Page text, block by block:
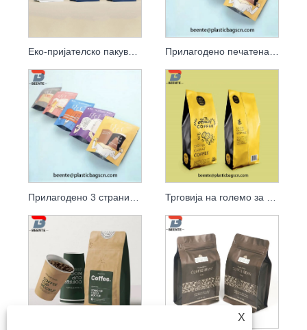
Еко-пријателско пакување кафе и стоечки торбички за кафе
X